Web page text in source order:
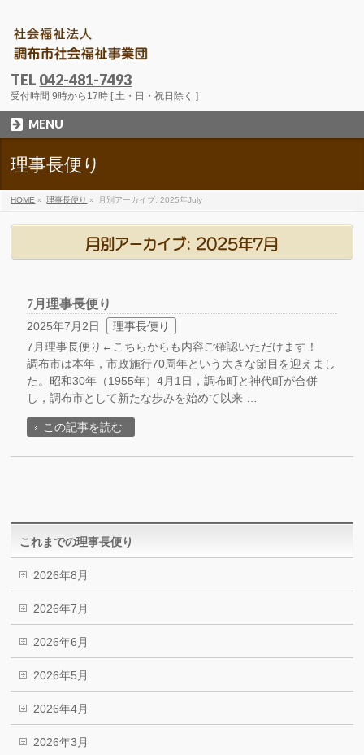
TEL 042-481-7493
受付時間 9時から17時 [ 土・日・祝日除く ]
MENU
理事長便り
HOME » 理事長便り » 月別アーカイブ: 2025年July
月別アーカイブ: 2025年7月
7月理事長便り
2025年7月2日
理事長便り
7月理事長便り←こちらからも内容ご確認いただけます！
調布市は本年，市政施行70周年という大きな節目を迎えまし
た。昭和30年（1955年）4月1日，調布町と神代町が合併
し，調布市として新たな歩みを始めて以来 …
この記事を読む
これまでの理事長便り
2026年8月
2026年7月
2026年6月
2026年5月
2026年4月
2026年3月